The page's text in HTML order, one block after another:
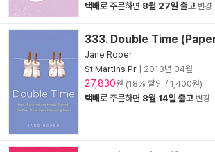
택배로 주문하면 8월 27일 출고 변경
333. Double Time
Jane Roper
St Martins Pr
2013년 04월
27,830원 (18% 할인 / 1,400원)
택배로 주문하면 8월 14일 출고 변경